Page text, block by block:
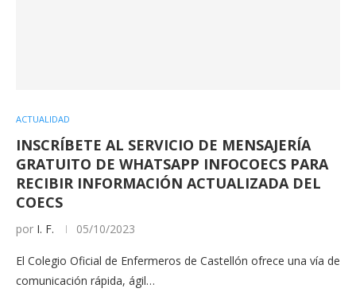
ACTUALIDAD
INSCRÍBETE AL SERVICIO DE MENSAJERÍA
GRATUITO DE WHATSAPP INFOCOECS PARA
RECIBIR INFORMACIÓN ACTUALIZADA DEL
COECS
por I. F. 05/10/2023
El Colegio Oficial de Enfermeros de Castellón ofrece una vía de
comunicación rápida, ágil…